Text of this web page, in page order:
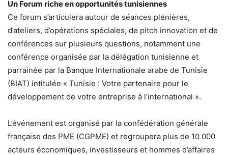
Un Forum riche en opportunités tunisiennes
Ce forum s’articulera autour de séances plénières,
d’ateliers, d’opérations spéciales, de pitch innovation et de
conférences sur plusieurs questions, notamment une
conférence organisée par la délégation tunisienne et
parrainée par la Banque Internationale arabe de Tunisie
(BIAT) intitulée « Tunisie : Votre partenaire pour le
développement de votre entreprise à l’international ».
L’événement est organisé par la confédération générale
française des PME (CGPME) et regroupera plus de 10 000
acteurs économiques, investisseurs et hommes d’affaires